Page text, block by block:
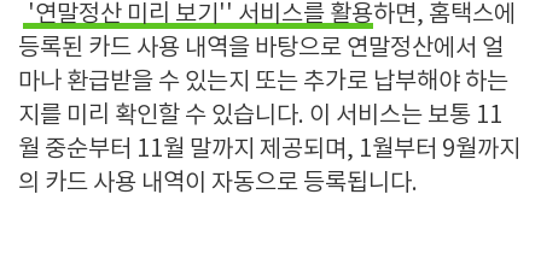
'연말정산 미리 보기'' 서비스를 활용하면, 홈택스에
등록된 카드 사용 내역을 바탕으로 연말정산에서 얼
마나 환급받을 수 있는지 또는 추가로 납부해야 하는
지를 미리 확인할 수 있습니다. 이 서비스는 보통 11
월 중순부터 11월 말까지 제공되며, 1월부터 9월까지
의 카드 사용 내역이 자동으로 등록됩니다.